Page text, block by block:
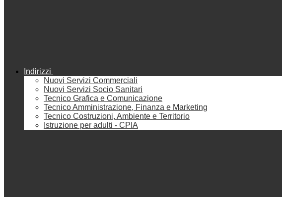
Indirizzi
Nuovi Servizi Commerciali
Nuovi Servizi Socio Sanitari
Tecnico Grafica e Comunicazione
Tecnico Amministrazione, Finanza e Marketing
Tecnico Costruzioni, Ambiente e Territorio
Istruzione per adulti - CPIA